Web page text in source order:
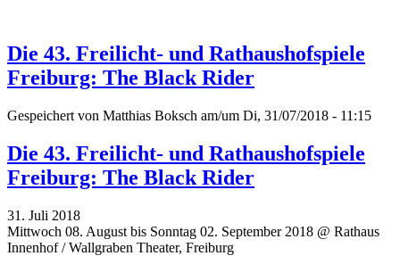
Die 43. Freilicht- und Rathaushofspiele
Freiburg: The Black Rider
Gespeichert von Matthias Boksch am/um Di, 31/07/2018 - 11:15
Die 43. Freilicht- und Rathaushofspiele
Freiburg: The Black Rider
31. Juli 2018
Mittwoch 08. August bis Sonntag 02. September 2018 @ Rathaus
Innenhof / Wallgraben Theater, Freiburg